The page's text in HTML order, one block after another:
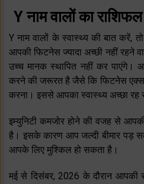
Y नाम वालों का
Y नाम वालों के स्‍वास्‍थ्‍य की बात करें,
आपकी फिटनेस ज्‍यादा अच्‍छी नहीं रहने
उच्‍च मानक स्‍थापित नहीं कर पाएंगे।
करने की जरूरत है जैसे कि फिटनेस
करना। इससे आपका स्‍वास्‍थ्‍य अच्‍छा रह
इम्‍युनिटी कमजोर होने की वजह से
है। इसके कारण आप जल्‍दी बीमार पड़
आपके लिए मुश्किल हो सकता है।
मई से दिसंबर, 2026 के दौरान